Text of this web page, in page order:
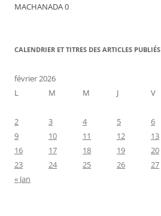
MACHANADA 0
CALENDRIER ET TITRES DES ARTICLES PUBLIÉS
février 2026
L
M M J V
2
3 4 5 6
9
10 11 12 13
16
17 18 19 20
23
24 25 26 27
« Jan